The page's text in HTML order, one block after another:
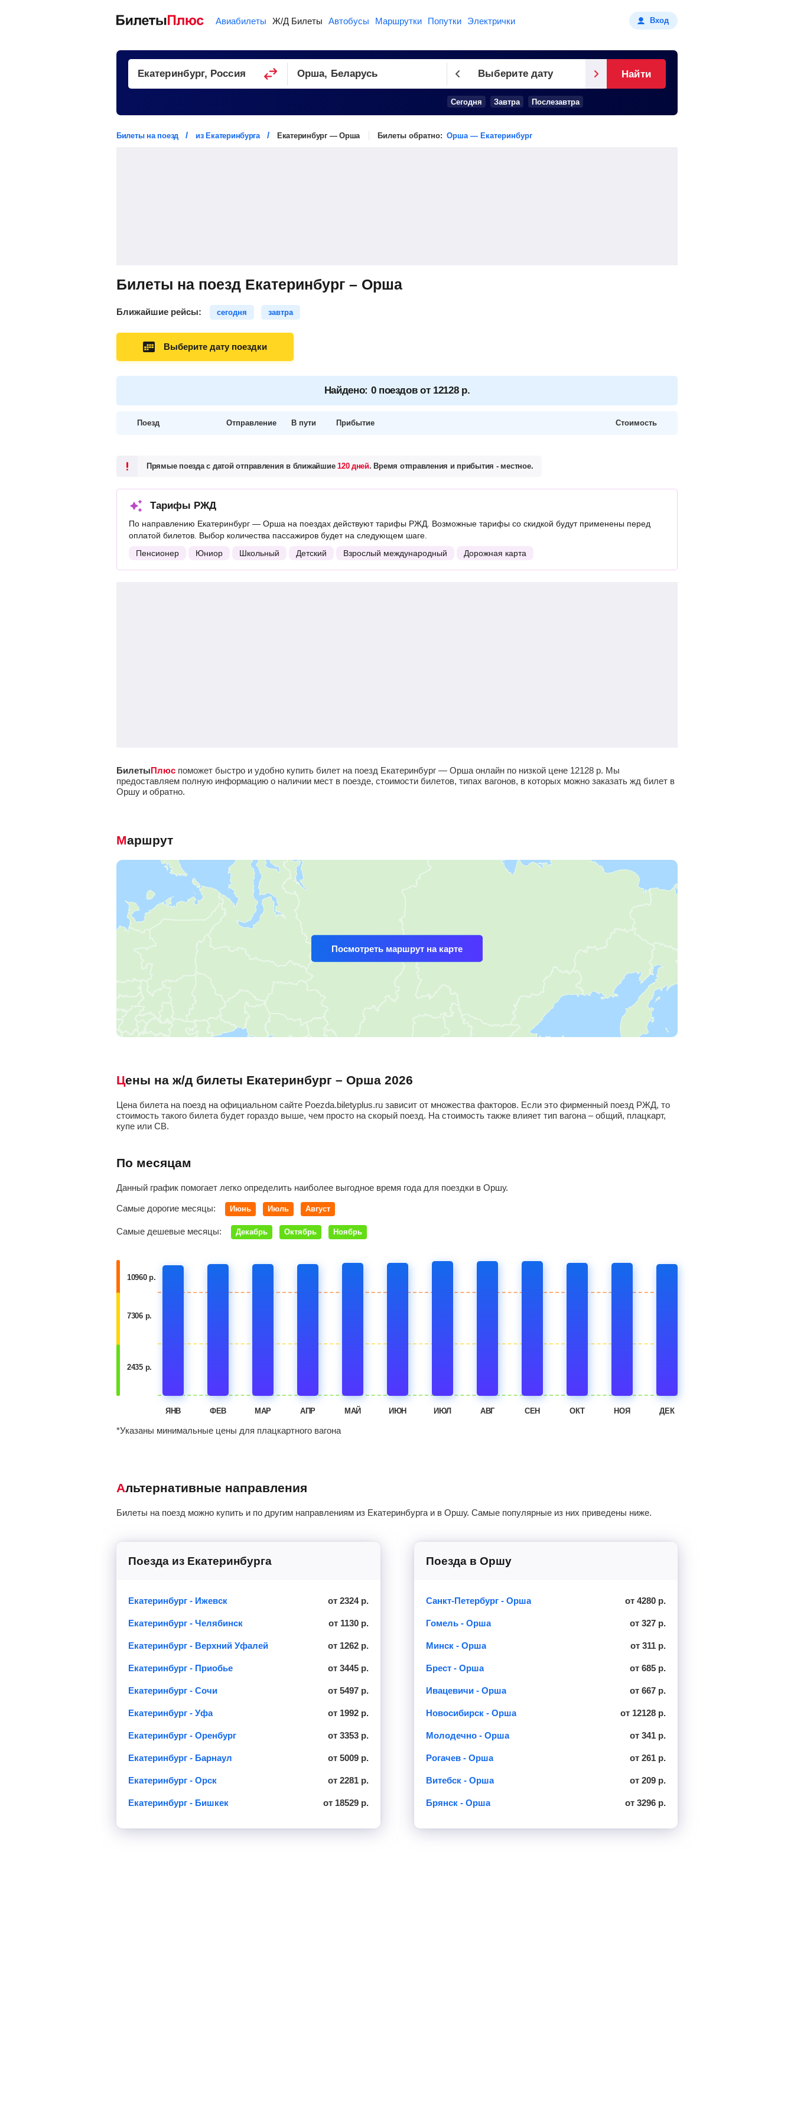
Авиабилеты Ж/Д Билеты Автобусы Маршрутки Попутки Электрички Вход
Выберите дату
Сегодня Завтра Послезавтра
Найти
Билеты на поезд из Екатеринбурга Екатеринбург — Орша Билеты обратно: Орша — Екатеринбург
Билеты на поезд Екатеринбург – Орша
Ближайшие рейсы: сегодня завтра
Выберите дату поездки
Найдено: 0 поездов от 12128 р.
Поезд Отправление В пути Прибытие Стоимость
Прямые поезда с датой отправления в ближайшие120 дней. Время отправления и прибытия - местное.
Тарифы РЖД
По направлению Екатеринбург — Орша на поездах действуют тарифы РЖД. Возможные тарифы со скидкой будут применены перед
оплатой билетов. Выбор количества пассажиров будет на следующем шаге.
Пенсионер
Юниор Школьный Детский Взрослый международный Дорожная карта
БилетыПлюс поможет быстро и удобно купить билет на поезд Екатеринбург — Орша онлайн по низкой цене 12128 р. Мы
предоставляем полную информацию о наличии мест в поезде, стоимости билетов, типах вагонов, в которых можно заказать жд билет в
Оршу и обратно.
Маршрут
Посмотреть маршрут на карте
Цены на ж/д билеты Екатеринбург – Орша 2026
Цена билета на поезд на официальном сайте Poezda.biletyplus.ru зависит от множества факторов. Если это фирменный поезд РЖД, то
стоимость такого билета будет гораздо выше, чем просто на скорый поезд. На стоимость также влияет тип вагона – общий, плацкарт,
купе или СВ.
По месяцам
Данный график помогает легко определить наиболее выгодное время года для поездки в Оршу.
Самые дорогие месяцы: Июнь Июль Август
Самые дешевые месяцы: Декабрь Октябрь Ноябрь
10960 р.
7306 р.
2435 р.
ЯНВ ФЕВ МАР АПР МАЙ ИЮН ИЮЛ АВГ СЕН ОКТ НОЯ ДЕК
*Указаны минимальные цены для плацкартного вагона
Альтернативные направления
Билеты на поезд можно купить и по другим направлениям из Екатеринбурга и в Оршу. Самые популярные из них приведены ниже.
Поезда из Екатеринбурга
Екатеринбург - Ижевск от 2324 р.
Екатеринбург - Челябинск от 1130 р.
Екатеринбург - Верхний Уфалей от 1262 р.
Екатеринбург - Приобье от 3445 р.
Екатеринбург - Сочи от 5497 р.
Екатеринбург - Уфа от 1992 р.
Екатеринбург - Оренбург от 3353 р.
Екатеринбург - Барнаул от 5009 р.
Екатеринбург - Орск от 2281 р.
Екатеринбург - Бишкек от 18529 р.
Поезда в Оршу
Санкт-Петербург - Орша от 4280 р.
Гомель - Орша от 327 р.
Минск - Орша от 311 р.
Брест - Орша от 685 р.
Ивацевичи - Орша от 667 р.
Новосибирск - Орша от 12128 р.
Молодечно - Орша от 341 р.
Рогачев - Орша от 261 р.
Витебск - Орша от 209 р.
Брянск - Орша от 3296 р.